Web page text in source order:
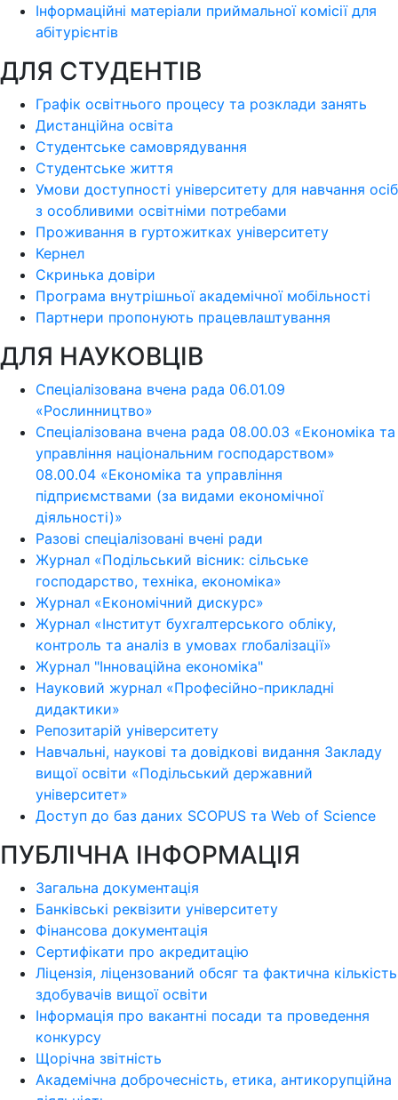
Інформаційні матеріали приймальної комісії для
абітурієнтів
ДЛЯ СТУДЕНТІВ
Графік освітнього процесу та розклади занять
Дистанційна освіта
Студентське самоврядування
Студентське життя
Умови доступності університету для навчання осіб
з особливими освітніми потребами
Проживання в гуртожитках університету
Кернел
Скринька довіри
Програма внутрішньої академічної мобільності
Партнери пропонують працевлаштування
ДЛЯ НАУКОВЦІВ
Спеціалізована вчена рада 06.01.09
«Рослинництво»
Спеціалізована вчена рада 08.00.03 «Економіка та
управління національним господарством»
08.00.04 «Економіка та управління
підприємствами (за видами економічної
діяльності)»
Разові спеціалізовані вчені ради
Журнал «Подільський вісник: сільське
господарство, техніка, економіка»
Журнал «Економічний дискурс»
Журнал «Інститут бухгалтерського обліку,
контроль та аналіз в умовах глобалізації»
Журнал "Інноваційна економіка"
Науковий журнал «Професійно-прикладні
дидактики»
Репозитарій університету
Навчальні, наукові та довідкові видання Закладу
вищої освіти «Подільський державний
університет»
Доступ до баз даних SCOPUS та Web of Science
ПУБЛІЧНА ІНФОРМАЦІЯ
Загальна документація
Банківські реквізити університету
Фінансова документація
Сертифікати про акредитацію
Ліцензія, ліцензований обсяг та фактична кількість
здобувачів вищої освіти
Інформація про вакантні посади та проведення
конкурсу
Щорічна звітність
Академічна доброчесність, етика, антикорупційна